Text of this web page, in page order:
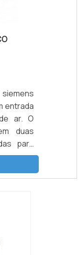
entrada
ar. O
duas
para
para
de
de